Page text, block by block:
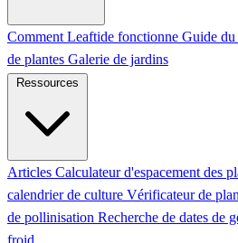
Comment Leaftide fonctionne Guide
de plantes Galerie de jardins
Ressources
Articles Calculateur d'espacement des
calendrier de culture Vérificateur de
de pollinisation Recherche de dates de
froid